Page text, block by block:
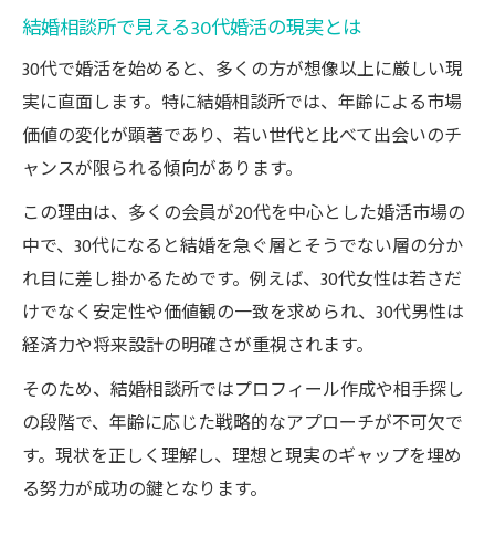
は
結婚相談所で30代が苦戦する要因を分析
市場価値の変化が結婚相談所に与える影響
30代女性の婚活厳しい現実と理由を解説
30代男性が結婚相談所で直面する現実の壁
高望みが招く結婚相談所利用時の落とし穴
オンライン結婚相談所を活用する現実的な戦略
オンライン結婚相談所で広がる婚活の可能
性
30代向けのオンライン結婚相談所活用ポイ
ント
結婚相談所とオンラインサービスの違いを
比較
効率的な婚活を叶えるオンライン結婚相談
結婚相談所で見える30代婚活の現実とは
30代で婚活を始めると、多くの方が想像以上に厳しい現
実に直面します。特に結婚相談所では、年齢による市場
価値の変化が顕著であり、若い世代と比べて出会いのチ
ャンスが限られる傾向があります。
この理由は、多くの会員が20代を中心とした婚活市場の
中で、30代になると結婚を急ぐ層とそうでない層の分か
れ目に差し掛かるためです。例えば、30代女性は若さだ
けでなく安定性や価値観の一致を求められ、30代男性は
経済力や将来設計の明確さが重視されます。
そのため、結婚相談所ではプロフィール作成や相手探し
の段階で、年齢に応じた戦略的なアプローチが不可欠で
す。現状を正しく理解し、理想と現実のギャップを埋め
る努力が成功の鍵となります。